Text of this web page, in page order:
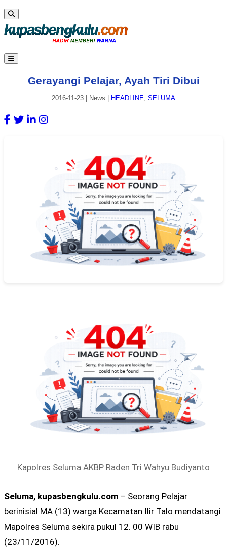
Gerayangi Pelajar, Ayah Tiri Dibui
2016-11-23 News HEADLINE, SELUMA
Kapolres Seluma AKBP Raden Tri Wahyu Budiyanto
Seluma, kupasbengkulu.com – Seorang Pelajar
berinisial MA (13) warga Kecamatan Ilir Talo mendatangi
Mapolres Seluma sekira pukul 12. 00 WIB rabu
(23/11/2016).